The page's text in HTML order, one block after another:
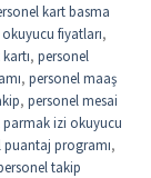
kart basma
fiyatları,
, personel
, personel maaş
, personel mesai
parmak izi okuyucu
puantaj programı,
takip